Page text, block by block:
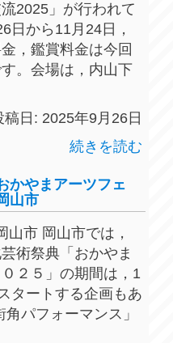
2025」が行われて
日から11月24日，
，鑑賞料金は今回
。会場は，内山下
稿日: 2025年9月26日
続きを読む
やまアーツフェ
山市
市 岡山市では，
術祭典「おかやま
２５」の期間は，1
タートする企画もあ
パフォーマンス」